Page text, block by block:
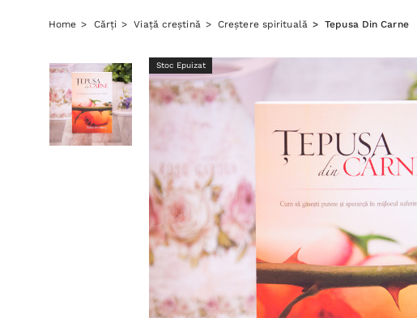
Home Cărți Viață creștină Creștere spirituală Tepusa Din Carne
Stoc Epuizat